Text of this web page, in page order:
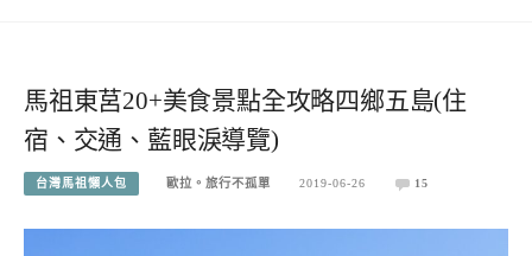
馬祖東莒20+美食景點全攻略四鄉五島(住
宿、交通、藍眼淚導覽)
台灣馬祖懶人包 歐拉。旅行不孤單 2019-06-26 15